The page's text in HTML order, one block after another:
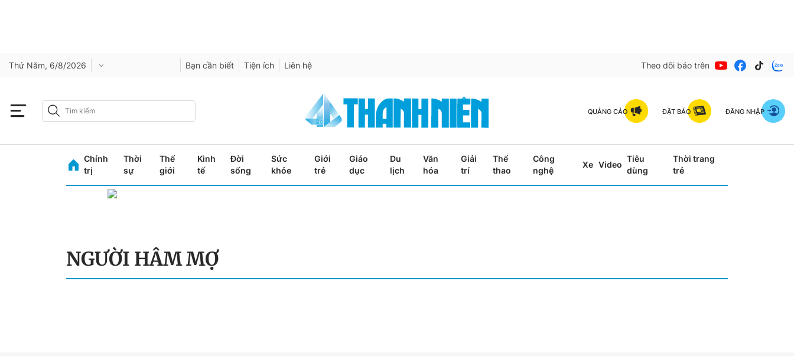
Thứ Năm, 6/8/2026 Bạn cần biết Tiện ích Liên hệ Theo dõi báo trên
QUẢNG CÁO ĐẶT BÁO ĐĂNG NHẬP
Chính
trị
Thời
sự
Thế
giới
Kinh
tế
Đời
sống
Sức
khỏe
Giới
trẻ
Giáo
dục
Du
lịch
Văn
hóa
Giải
trí
Thể
thao
Công
nghệ
Xe Video
Tiêu
dùng
Thời trang
trẻ
NGƯỜI HÂM MỢ